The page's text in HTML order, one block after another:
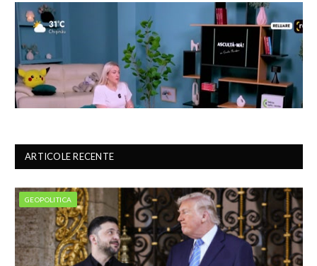
ARTICOLE RECENTE
GEOPOLITICA